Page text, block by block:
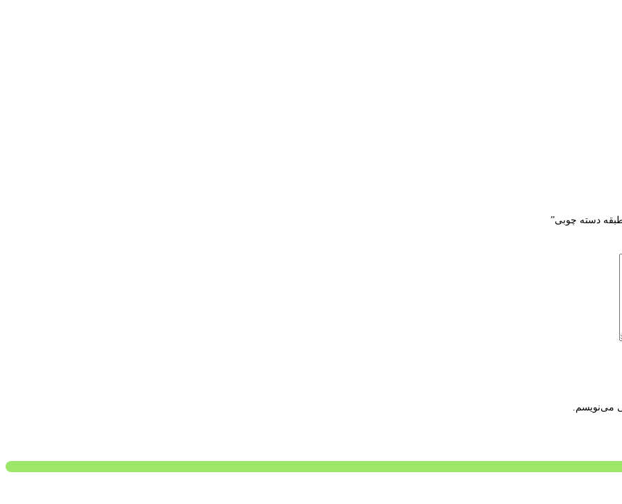
دسته چوبی”
می‌نویسم.